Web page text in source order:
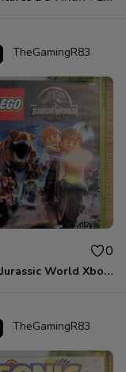
TheGamingR83
0
Lego - Jurassic World Xbox 360
TheGamingR83